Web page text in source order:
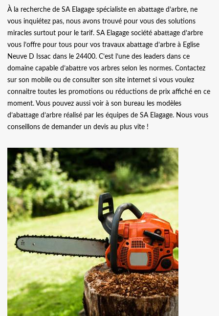
À la recherche de SA Elagage spécialiste en abattage d’arbre, ne
vous inquiétez pas, nous avons trouvé pour vous des solutions
miracles surtout pour le tarif. SA Elagage société abattage d’arbre
vous l’offre pour tous pour vos travaux abattage d’arbre à Eglise
Neuve D Issac dans le 24400. C’est l’une des leaders dans ce
domaine capable d’abattre vos arbres selon les normes. Contactez
sur son mobile ou de consulter son site internet si vous voulez
connaitre toutes les promotions ou réductions de prix affiché en ce
moment. Vous pouvez aussi voir à son bureau les modèles
d’abattage d’arbre réalisé par les équipes de SA Elagage. Nous vous
conseillons de demander un devis au plus vite !